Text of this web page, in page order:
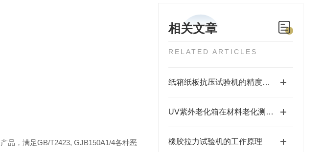
相关文章
RELATED ARTICLES
纸箱纸板抗压试验机的精度和稳定性如何保证？
UV紫外老化箱在材料老化测试中的应用
橡胶拉力试验机的工作原理
品，满足GB/T2423, GJB150A1/4各种恶